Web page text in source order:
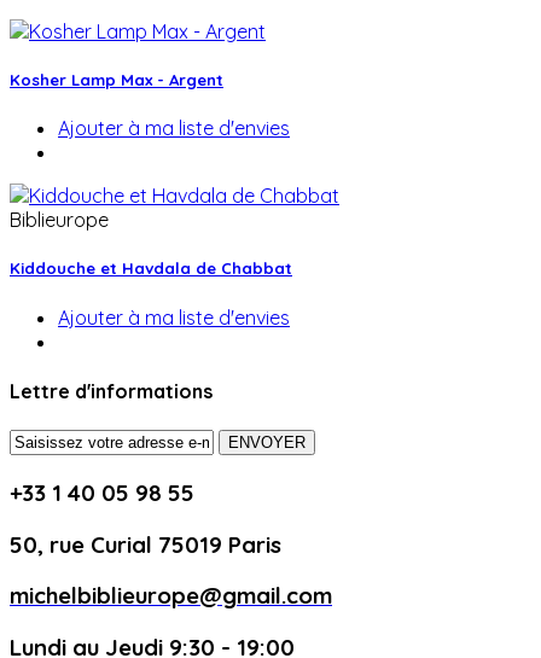
Kosher Lamp Max - Argent
Ajouter à ma liste d'envies
Biblieurope
Kiddouche et Havdala de Chabbat
Ajouter à ma liste d'envies
Lettre d'informations
ENVOYER
+33 1 40 05 98 55
50, rue Curial 75019 Paris
michelbiblieurope@gmail.com
Lundi au Jeudi 9:30 - 19:00